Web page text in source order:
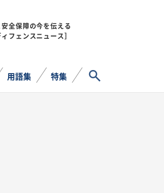
全保障の今を伝える
ィフェンスニュース］
用語集 特集